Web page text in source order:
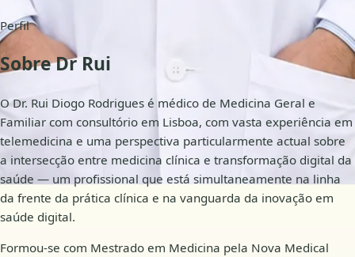
Perfil
Sobre Dr Rui
O Dr. Rui Diogo Rodrigues é médico de Medicina Geral e
Familiar com consultório em Lisboa, com vasta experiência em
telemedicina e uma perspectiva particularmente actual sobre
a intersecção entre medicina clínica e transformação digital da
saúde — um profissional que está simultaneamente na linha
da frente da prática clínica e na vanguarda da inovação em
saúde digital.
Formou-se com Mestrado em Medicina pela Nova Medical